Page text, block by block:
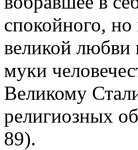
спокойного,
великой любви
муки
Великому
религиозных
89).